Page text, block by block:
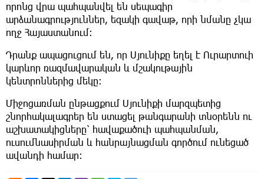
որոնց վրա պահպանվել են սեպագիր
արձանագրություններ, եզակի գավաթ, որի նմանը չկա
ողջ Հայաստանում։
Դրանք ապացուցում են, որ Սյունիքը եղել է Ուրարտուի
կարևոր ռազմավարական և մշակութային
կենտրոններից մեկը։
Միջոցառման ընթացքում Սյունիքի մարզպետից
շնորհակալագրեր են ստացել թանգարանի տնօրենն ու
աշխատակիցները՝ հավաքածուի պահպանման,
ուսումնասիրման և հանրայնացման գործում ունեցած
ավանդի համար։